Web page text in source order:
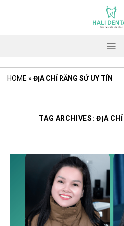
HOME » ĐỊA CHỈ RĂNG SỨ UY TÍN
TAG ARCHIVES:ĐỊA CHỈ